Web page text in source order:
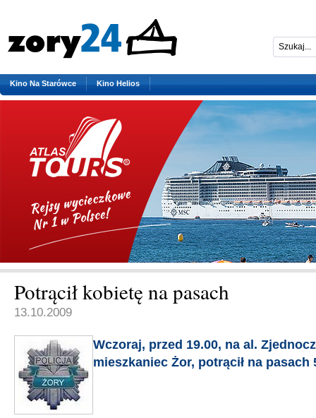
Kino Na Starówce Kino Helios
Potrącił kobietę na pasach
13.10.2009
Wczoraj, przed 19.00, na al.
mieszkaniec Żor, potrącił na pasach